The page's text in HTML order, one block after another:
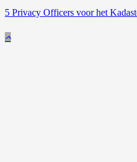
5 Privacy Officers voor het